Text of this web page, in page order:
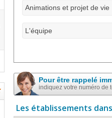
Animations et projet de vie
L'équipe
Pour être rappelé
indiquez votre numéro de
Les établissements